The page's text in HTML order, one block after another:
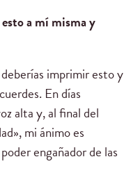
a mí misma y
imprimir esto y
En días
alta y, al final del
mi ánimo es
engañador de las